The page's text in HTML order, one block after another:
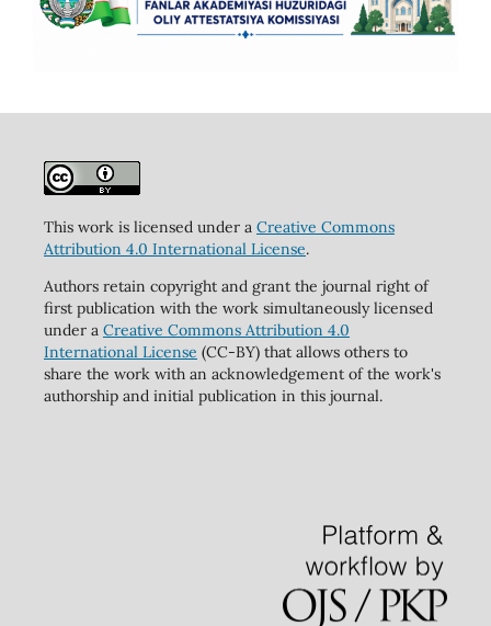
This work is licensed under a Creative Commons
Attribution 4.0 International License.
Authors retain copyright and grant the journal right of
first publication with the work simultaneously licensed
under a Creative Commons Attribution 4.0
International License (CC-BY) that allows others to
share the work with an acknowledgement of the work's
authorship and initial publication in this journal.